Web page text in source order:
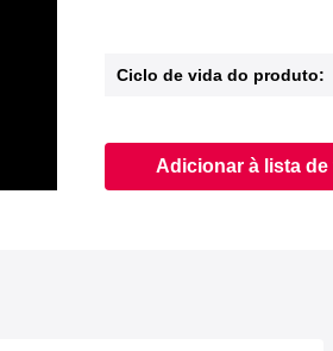
Ciclo de vida do produto:
Adicionar à lista